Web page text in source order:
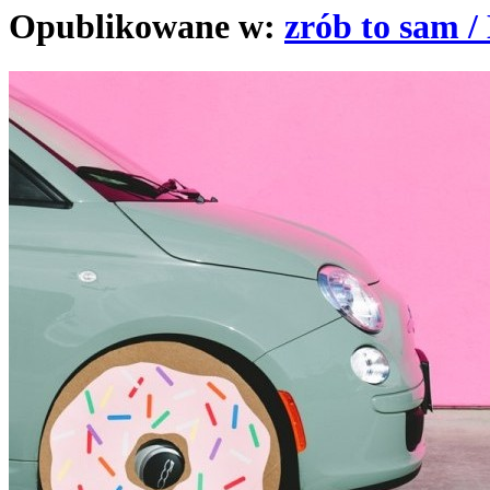
Opublikowane w: zrób to sam